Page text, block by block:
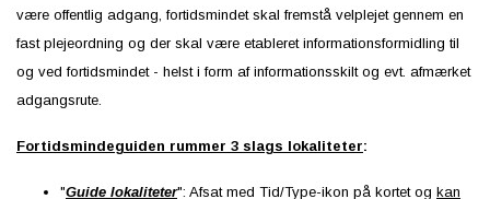
være offentlig adgang, fortidsmindet skal fremstå velplejet gennem en
fast plejeordning og der skal være etableret informationsformidling til
og ved fortidsmindet - helst i form af informationsskilt og evt. afmærket
adgangsrute.
Fortidsmindeguiden rummer 3 slags lokaliteter:
"Guide lokaliteter": Afsat med Tid/Type-ikon på kortet og kan